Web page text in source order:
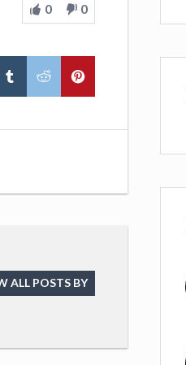
0 0
ALL POSTS BY